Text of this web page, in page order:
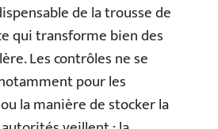
de la trousse de
qui transforme bien des
Les contrôles ne se
pour les
la manière de stocker la